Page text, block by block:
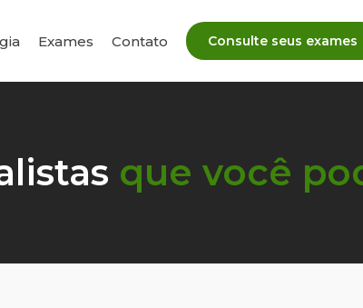
Exames Contato
que você